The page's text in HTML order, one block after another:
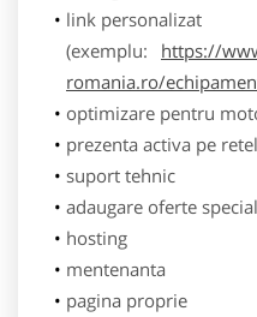
link personalizat
(exemplu:
https://
romania.ro/
optimizare pentru
prezenta activa pe
suport tehnic
adaugare oferte
hosting
mentenanta
pagina proprie